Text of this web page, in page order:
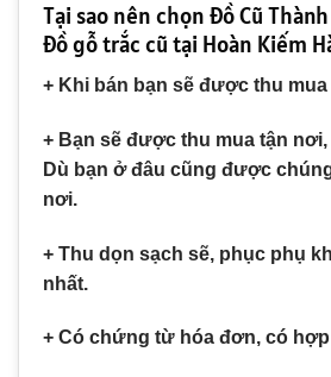
Tại sao nên chọn Đồ Cũ
đồ gỗ trắc cũ tại Hoàn Kiếm
+ Khi bán bạn sẽ được thu
+ Bạn sẽ được thu mua tận
Dù bạn ở đâu cũng được
nơi.
+ Thu dọn sạch sẽ, phục phụ
nhất.
+ Có chứng từ hóa đơn, có